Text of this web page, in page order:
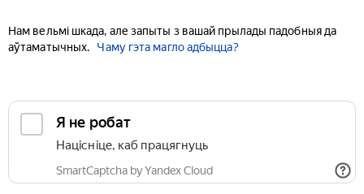
Нам вельмі шкада, але запыты з вашай прылады падобныя да
аўтаматычных.
Чаму гэта магло адбыцца?
Я не робат
Націсніце, каб працягнуць
SmartCaptcha by Yandex Cloud